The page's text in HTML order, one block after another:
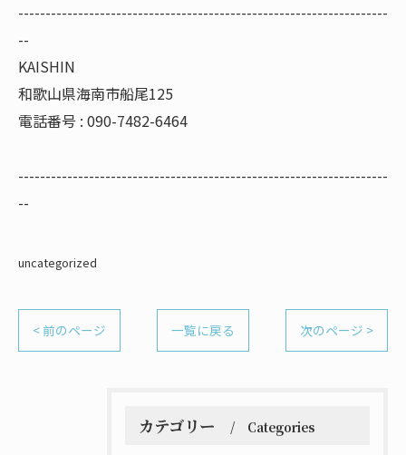
--------------------------------------------------------------------
--
KAISHIN
和歌山県海南市船尾125
電話番号 : 090-7482-6464
--------------------------------------------------------------------
--
uncategorized
< 前のページ 一覧に戻る 次のページ >
カテゴリー Categories